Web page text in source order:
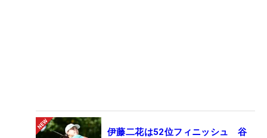
伊藤二花は52位フィニッシュ 谷